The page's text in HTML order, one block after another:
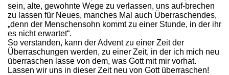
sein, alte, gewohnte Wege zu verlassen, uns auf-brechen
zu lassen für Neues, manches Mal auch Überraschendes,
„denn der Menschensohn kommt zu einer Stunde, in der ihr
es nicht erwartet“.
So verstanden, kann der Advent zu einer Zeit der
Überraschungen werden, zu einer Zeit, in der ich mich neu
überraschen lasse von dem, was Gott mit mir vorhat.
Lassen wir uns in dieser Zeit neu von Gott überraschen!